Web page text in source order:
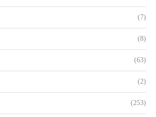
(7)
(8)
(63)
(2)
(253)